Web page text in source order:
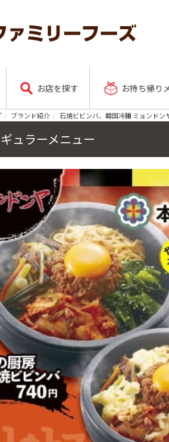
お店を探す お持ち帰り
ブランド紹介 石焼ビビンバ、韓国冷麺 ミョンドン
ュラーメニュー